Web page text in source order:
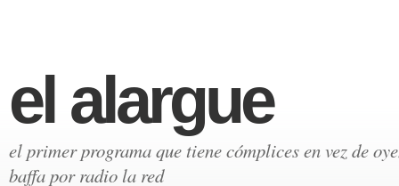
el alargue
el primer programa que tiene cómplices en vez de
baffa por radio la red